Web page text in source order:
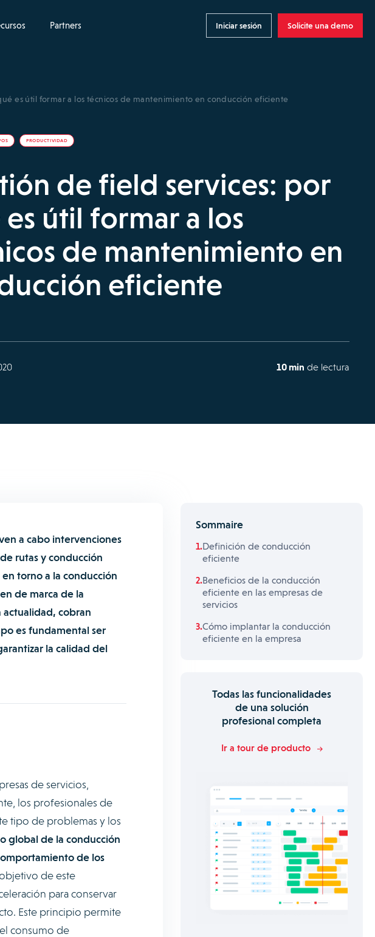
Partners Iniciar sesión Solicite una demo
es útil formar a los técnicos de mantenimiento en conducción eficiente
PRODUCTIVIDAD
de field services: por
útil formar a los
de mantenimiento en
eficiente
10 min de lectura
a cabo intervenciones
rutas y conducción
torno a la conducción
de marca de la
actualidad, cobran
es fundamental ser
la calidad del
de servicios,
los profesionales de
tipo de problemas y los
global de la conducción
de los
de este
para conservar
Este principio permite
consumo de
Sommaire
Definición de conducción
eficiente
Beneficios de la conducción
eficiente en las empresas de
servicios
Cómo implantar la conducción
eficiente en la empresa
Todas las funcionalidades
de una solución
profesional completa
Ir a tour de producto